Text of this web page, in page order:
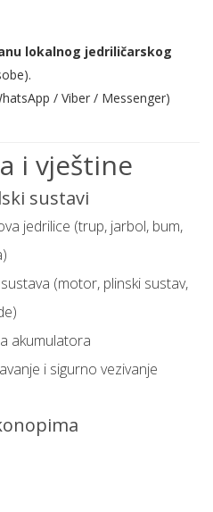
lokalnog jedriličarskog
/ Viber / Messenger)
i vještine
sustavi
jedrilice (trup, jarbol, bum,
(motor, plinski sustav,
akumulatora
i sigurno vezivanje